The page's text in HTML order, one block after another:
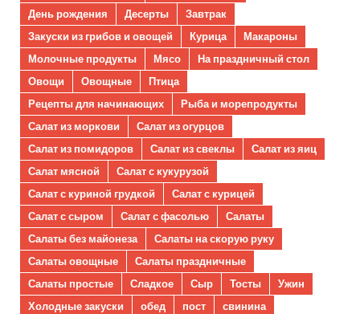
День рождения
Десерты
Завтрак
Закуски из грибов и овощей
Курица
Макароны
Молочные продукты
Мясо
На праздничный стол
Овощи
Овощные
Птица
Рецепты для начинающих
Рыба и морепродукты
Салат из моркови
Салат из огурцов
Салат из помидоров
Салат из свеклы
Салат из яиц
Салат мясной
Салат с кукурузой
Салат с куриной грудкой
Салат с курицей
Салат с сыром
Салат с фасолью
Салаты
Салаты без майонеза
Салаты на скорую руку
Салаты овощные
Салаты праздничные
Салаты простые
Сладкое Сыр Тосты
Ужин
Холодные закуски
обед пост свинина